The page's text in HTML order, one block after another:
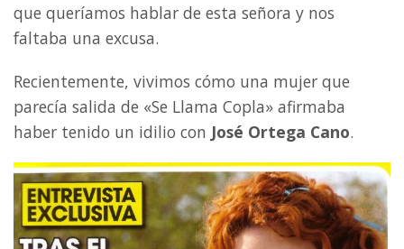
que queríamos hablar de esta señora y nos
faltaba una excusa.
Recientemente, vivimos cómo una mujer que
parecía salida de «Se Llama Copla» afirmaba
haber tenido un idilio con José Ortega Cano.